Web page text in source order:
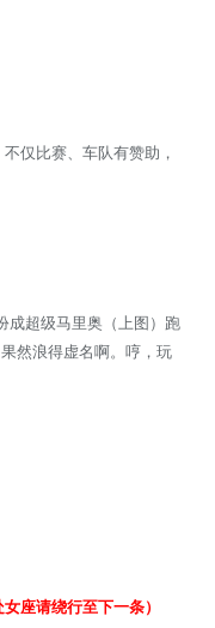
仅比赛、车队有赞助，
成超级马里奥（上图）跑
然浪得虚名啊。哼，玩
座请绕行至下一条）